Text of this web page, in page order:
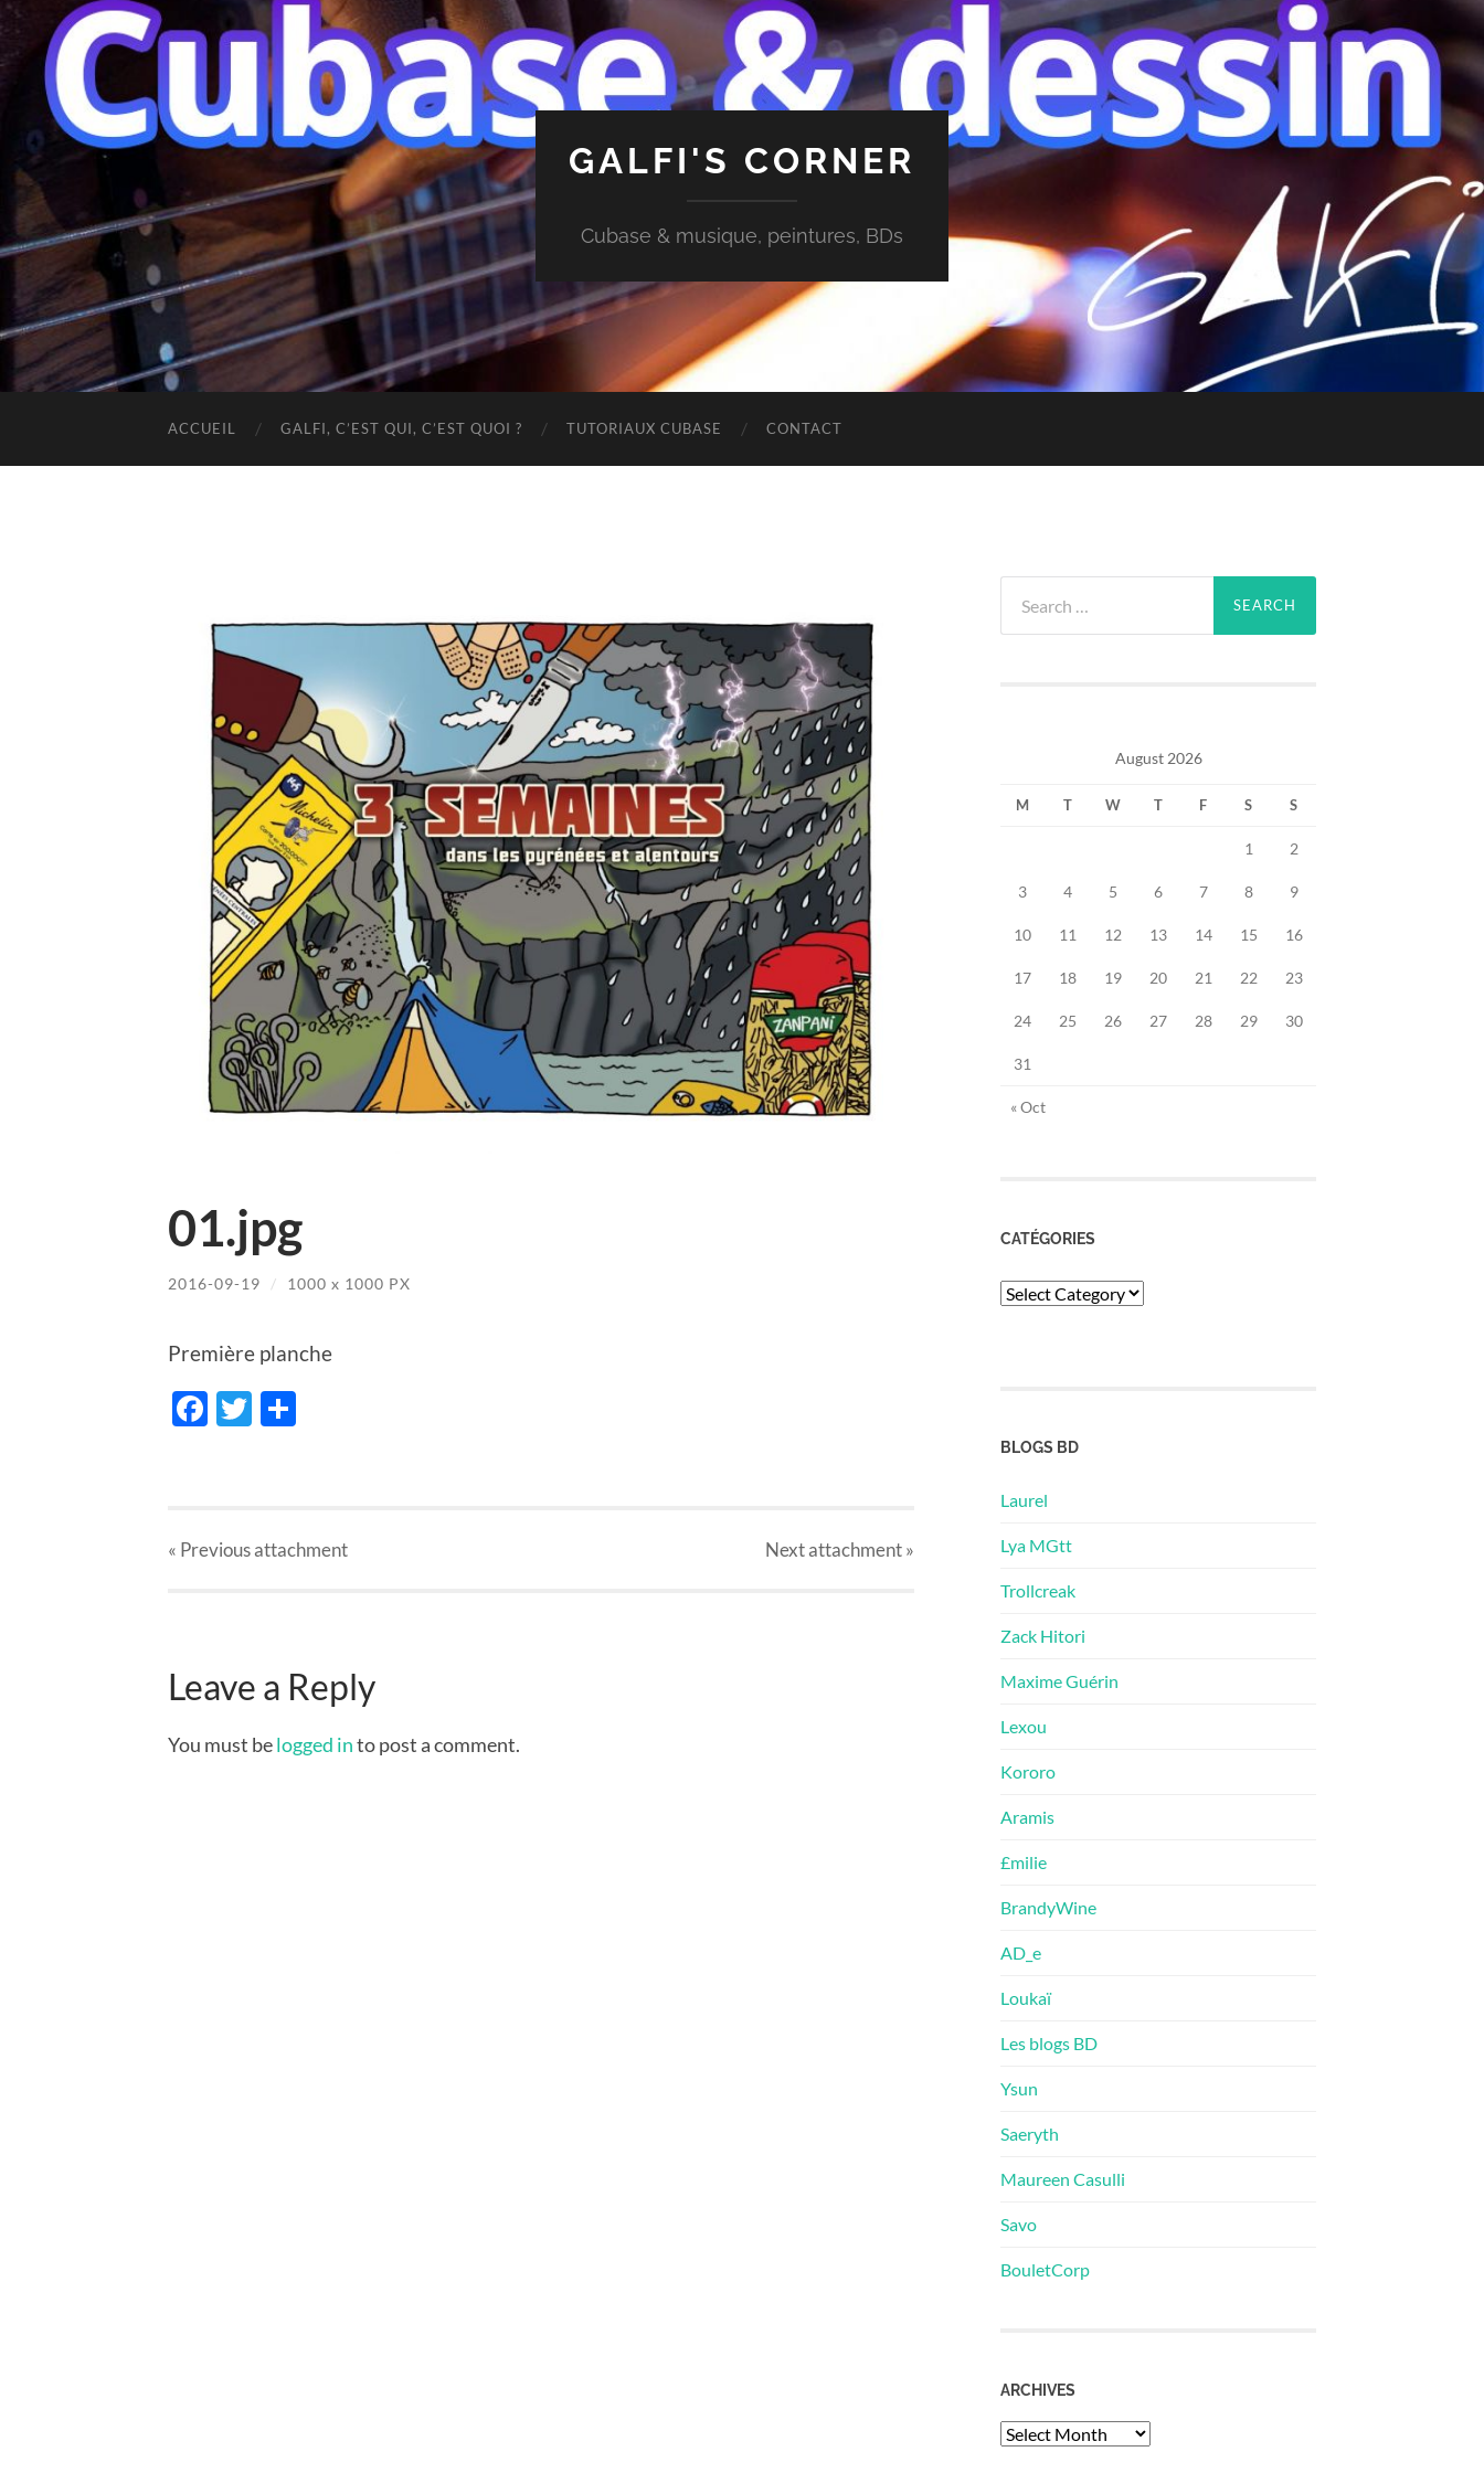
GALFI'S CORNER
Cubase & musique, peintures, BDs
ACCUEIL GALFI, C’EST QUI, C’EST QUOI ? TUTORIAUX CUBASE CONTACT
01.jpg
2016-09-19 / 1000 x 1000 PX
Première planche
Facebook
Twitter
« Previousattachment Nextattachment»
Leave a Reply
You must belogged into post a comment.
for:
August 2026
M T W T F S S
1 2
3 4 5 6 7 8 9
10 11 12 13 14 15 16
17 18 19 20 21 22 23
24 25 26 27 28 29 30
31
« Oct
CATÉGORIES
Catégories
BLOGS BD
Laurel
Lya MGtt
Trollcreak
Zack Hitori
Maxime Guérin
Lexou
Kororo
Aramis
£milie
BrandyWine
AD_e
Loukaï
Les blogs BD
Ysun
Saeryth
Maureen Casulli
Savo
BouletCorp
ARCHIVES
Archives